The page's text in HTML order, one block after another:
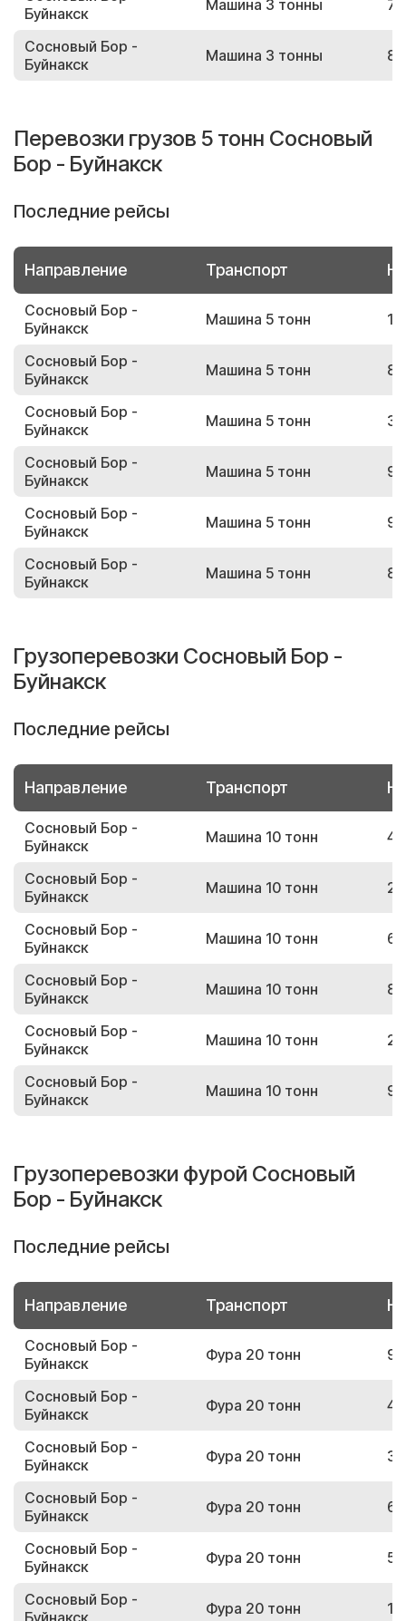
Буйнакск
Машина 3 тонны
Сосновый Бор -
Буйнакск
Машина 3 тонны
Перевозки грузов 5 тонн Сосновый
Бор - Буйнакск
Последние рейсы
Направление Транспорт
Сосновый Бор -
Буйнакск
Машина 5 тонн
Сосновый Бор -
Буйнакск
Машина 5 тонн
Сосновый Бор -
Буйнакск
Машина 5 тонн
Сосновый Бор -
Буйнакск
Машина 5 тонн
Сосновый Бор -
Буйнакск
Машина 5 тонн
Сосновый Бор -
Буйнакск
Машина 5 тонн
Грузоперевозки Сосновый Бор -
Буйнакск
Последние рейсы
Направление Транспорт
Сосновый Бор -
Буйнакск
Машина 10 тонн
Сосновый Бор -
Буйнакск
Машина 10 тонн
Сосновый Бор -
Буйнакск
Машина 10 тонн
Сосновый Бор -
Буйнакск
Машина 10 тонн
Сосновый Бор -
Буйнакск
Машина 10 тонн
Сосновый Бор -
Буйнакск
Машина 10 тонн
Грузоперевозки фурой Сосновый
Бор - Буйнакск
Последние рейсы
Направление Транспорт
Сосновый Бор -
Буйнакск
Фура 20 тонн
Сосновый Бор -
Буйнакск
Фура 20 тонн
Сосновый Бор -
Буйнакск
Фура 20 тонн
Сосновый Бор -
Буйнакск
Фура 20 тонн
Сосновый Бор -
Буйнакск
Фура 20 тонн
Сосновый Бор -
Буйнакск
Фура 20 тонн